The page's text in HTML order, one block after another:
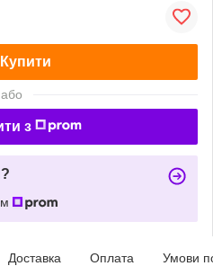
Купити
або
з
Доставка Оплата Умови